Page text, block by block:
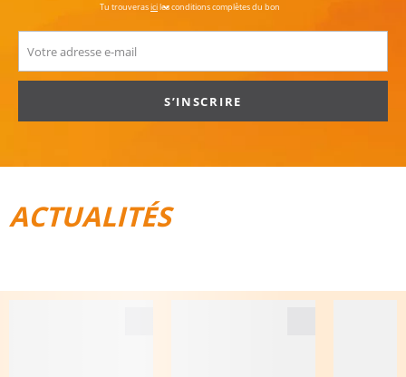
Tu trouverasiciles conditions complètes du bon
S’INSCRIRE
ACTUALITÉS